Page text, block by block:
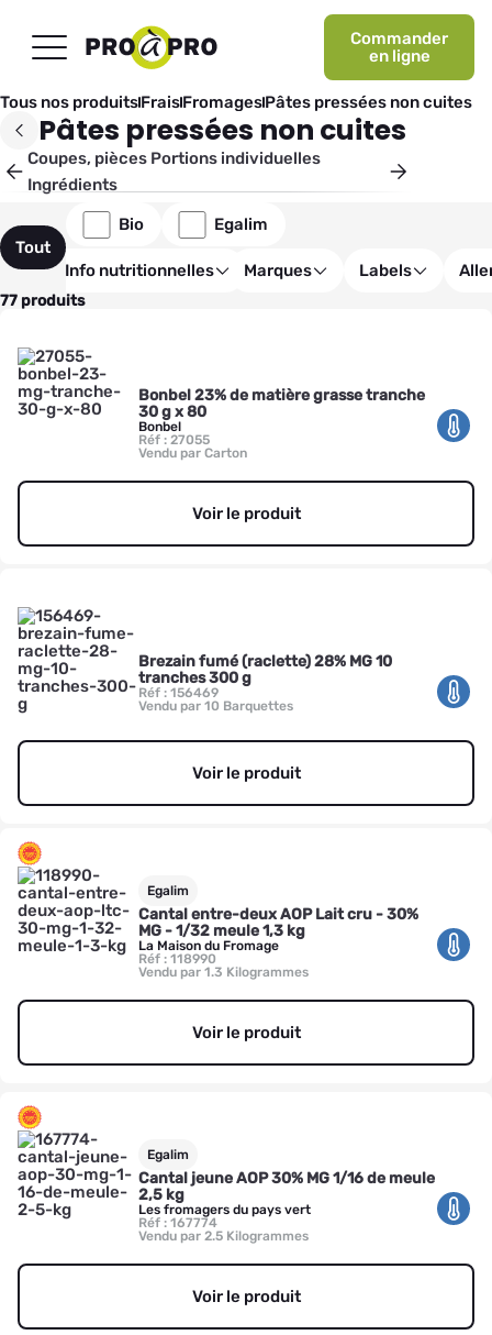
Commander
en ligne
Tous nos produitsFraisFromagesPâtes pressées non cuites
Pâtes pressées non cuites
Coupes, pièces Portions individuelles
Ingrédients
Tout
Bio Egalim
Info nutritionnelles Marques Labels
77 produits
Bonbel 23% de matière grasse tranche
30 g x 80
Bonbel
Réf : 27055
Vendu par Carton
Voir le produit
Brezain fumé (raclette) 28% MG 10
tranches 300 g
Réf : 156469
Vendu par 10 Barquettes
Voir le produit
Egalim
Cantal entre-deux AOP Lait cru - 30%
MG - 1/32 meule 1,3 kg
La Maison du Fromage
Réf : 118990
Vendu par 1.3 Kilogrammes
Voir le produit
Egalim
Cantal jeune AOP 30% MG 1/16 de meule
2,5 kg
Les fromagers du pays vert
Réf : 167774
Vendu par 2.5 Kilogrammes
Voir le produit